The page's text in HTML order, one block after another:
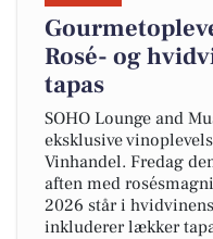
Rosé- og
tapas
SOHO Lounge and
eksklusive
Vinhandel. Fredag
aften med
2026 står i
inkluderer lækker